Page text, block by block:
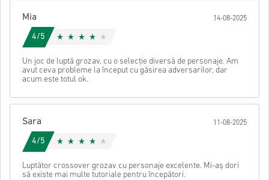
Mia 14-08-2025
4/5
Un joc de luptă grozav, cu o selecție diversă de personaje. Am
avut ceva probleme la început cu găsirea adversarilor, dar
acum este totul ok.
Sara 11-08-2025
4/5
Luptător crossover grozav cu personaje excelente. Mi-aș dori
să existe mai multe tutoriale pentru începători.